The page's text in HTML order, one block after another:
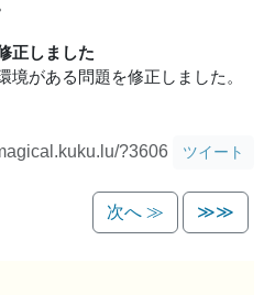
正しました
がある問題を修正しました。
?3606 ツイート
次へ ≫ ≫≫